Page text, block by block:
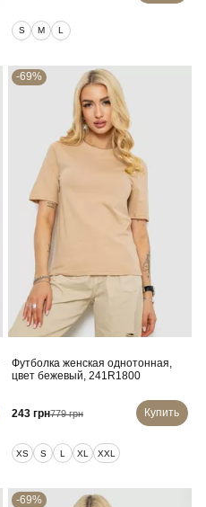
S M L
-69%
Футболка женская однотонная,
цвет бежевый, 241R1800
243 грн779 грн Купить
XS S L XL XXL
-69%